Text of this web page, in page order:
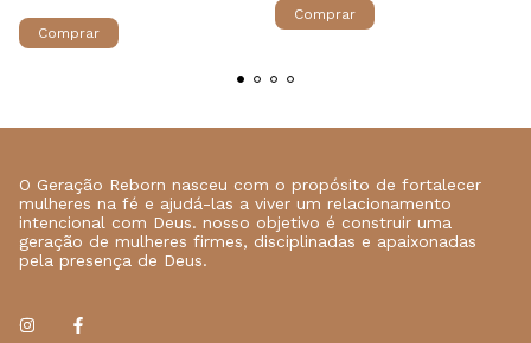
O Geração Reborn nasceu com o propósito de fortalecer
mulheres na fé e ajudá-las a viver um relacionamento
intencional com Deus. nosso objetivo é construir uma
geração de mulheres firmes, disciplinadas e apaixonadas
pela presença de Deus.